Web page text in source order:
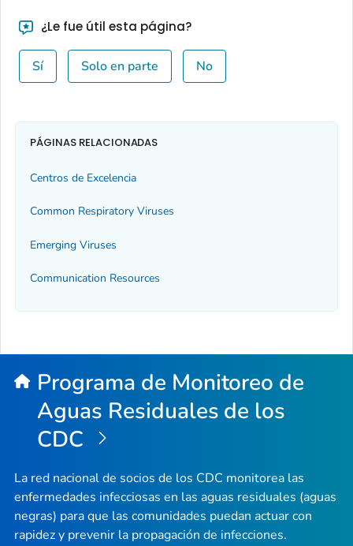
¿Le fue útil esta página?
Sí Solo en parte No
PÁGINAS RELACIONADAS
Centros de Excelencia
Common Respiratory Viruses
Emerging Viruses
Communication Resources
Programa de Monitoreo de
Aguas Residuales de los
CDC
La red nacional de socios de los CDC monitorea las
enfermedades infecciosas en las aguas residuales (aguas
negras) para que las comunidades puedan actuar con
rapidez y prevenir la propagación de infecciones.